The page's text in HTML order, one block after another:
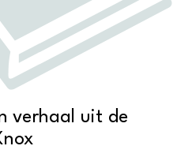
verhaal uit de